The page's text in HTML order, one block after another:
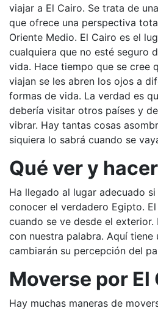
viajar a El Cairo. Se trata de
que ofrece una perspectiva
Oriente Medio. El Cairo es el
cualquiera que no esté seguro
vida. Hace tiempo que se cree
viajan se les abren los ojos a
formas de vida. La verdad es
debería visitar otros países y
vibrar. Hay tantas cosas
siquiera lo sabrá cuando se
Qué ver y
Ha llegado al lugar adecuado
conocer el verdadero Egipto.
cuando se ve desde el
con nuestra palabra. Aquí
cambiarán su percepción del
Moverse por El
Hay muchas maneras de